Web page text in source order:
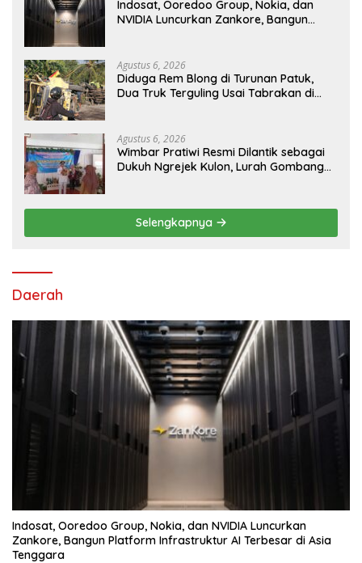
Indosat, Ooredoo Group, Nokia, dan
NVIDIA Luncurkan Zankore, Bangun
Agustus 6, 2026
Diduga Rem Blong di Turunan Patuk,
Dua Truk Terguling Usai Tabrakan di
Agustus 6, 2026
Wimbar Pratiwi Resmi Dilantik sebagai
Dukuh Ngrejek Kulon, Lurah Gombang
Selengkapnya
Daerah
Indosat, Ooredoo Group, Nokia, dan NVIDIA Luncurkan
Zankore, Bangun Platform Infrastruktur AI Terbesar di Asia
Tenggara